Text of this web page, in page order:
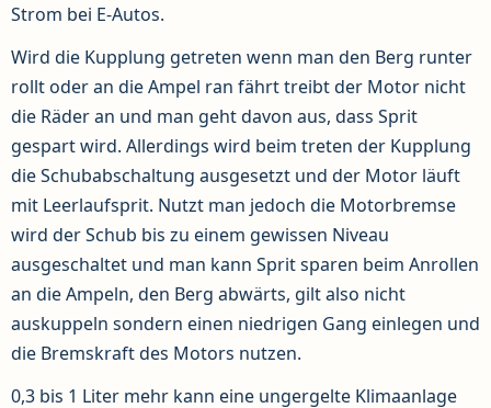
Strom bei E-Autos.
Wird die Kupplung getreten wenn man den Berg runter
rollt oder an die Ampel ran fährt treibt der Motor nicht
die Räder an und man geht davon aus, dass Sprit
gespart wird. Allerdings wird beim treten der Kupplung
die Schubabschaltung ausgesetzt und der Motor läuft
mit Leerlaufsprit. Nutzt man jedoch die Motorbremse
wird der Schub bis zu einem gewissen Niveau
ausgeschaltet und man kann Sprit sparen beim Anrollen
an die Ampeln, den Berg abwärts, gilt also nicht
auskuppeln sondern einen niedrigen Gang einlegen und
die Bremskraft des Motors nutzen.
0,3 bis 1 Liter mehr kann eine ungergelte Klimaanlage